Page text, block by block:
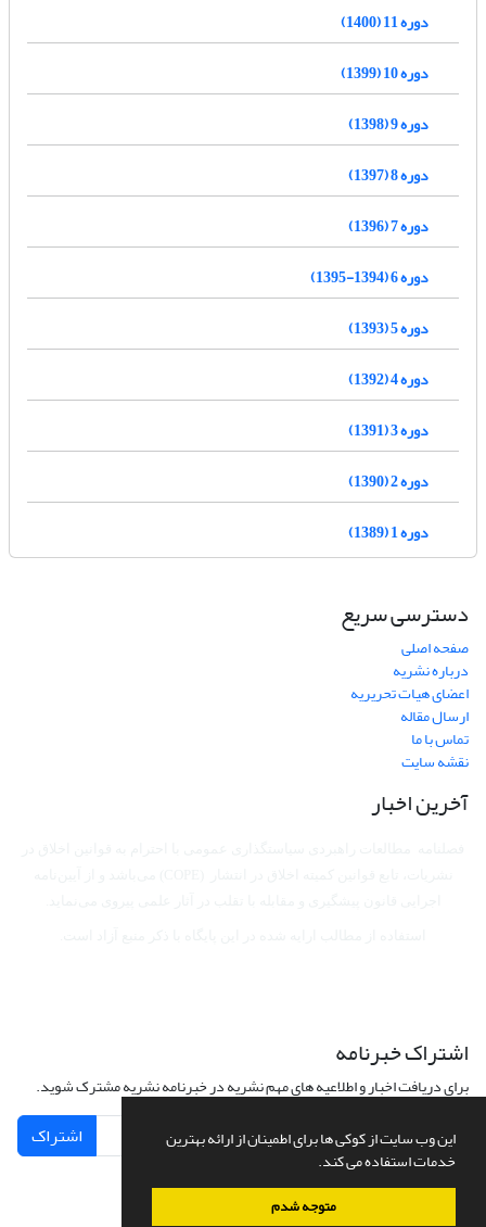
این وب سایت از کوکی ها برای اطمینان از ارائه بهترین
خدمات استفاده می کند.
متوجه شدم
دوره 11 (1400)
دوره 10 (1399)
دوره 9 (1398)
دوره 8 (1397)
دوره 7 (1396)
دوره 6 (1394-1395)
دوره 5 (1393)
دوره 4 (1392)
دوره 3 (1391)
دوره 2 (1390)
دوره 1 (1389)
دسترسی سریع
صفحه اصلی
درباره نشریه
اعضای هیات تحریریه
ارسال مقاله
تماس با ما
نقشه سایت
آخرین اخبار
اشتراک خبرنامه
برای دریافت اخبار و اطلاعیه های مهم نشریه در خبرنامه نشریه مشترک شوید.
اشتراک